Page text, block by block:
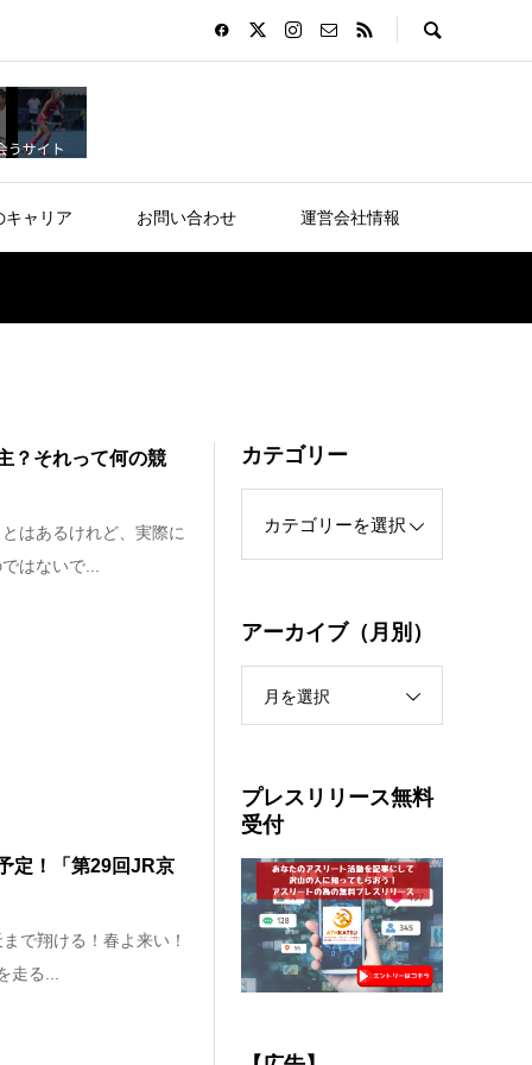
キャリア お問い合わせ 運営会社情報
？それって何の競
はあるけれど、実際に
はないで...
定！「第29回JR京
で翔ける！春よ来い！
走る...
カテゴリー
アーカイブ（月別）
月を選択
プレスリリース無料
受付